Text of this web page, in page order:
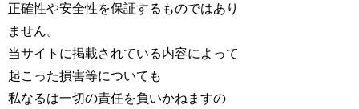
正確性や安全性を保証するものではあり
ません。
当サイトに掲載されている内容によって
起こった損害等についても
私なるは一切の責任を負いかねますの